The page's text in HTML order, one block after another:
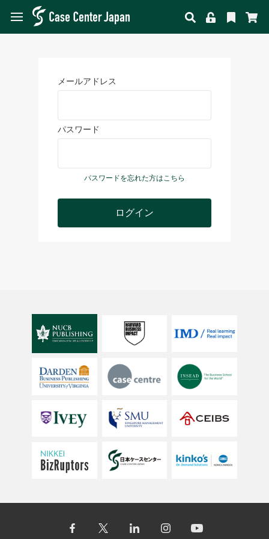
メールアドレス
パスワード
パスワードを忘れた方はこちら
ログイン